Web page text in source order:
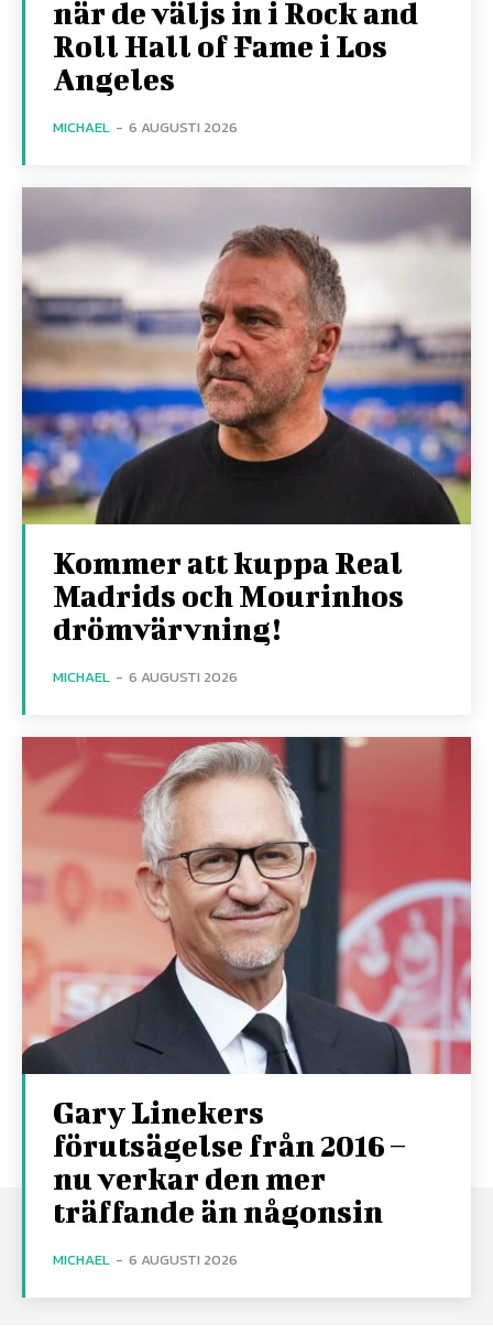
när de väljs in i Rock and
Roll Hall of Fame i Los
Angeles
MICHAEL - 6 AUGUSTI 2026
Kommer att kuppa Real
Madrids och Mourinhos
drömvärvning!
MICHAEL - 6 AUGUSTI 2026
Gary Linekers
förutsägelse från 2016 –
nu verkar den mer
träffande än någonsin
MICHAEL - 6 AUGUSTI 2026